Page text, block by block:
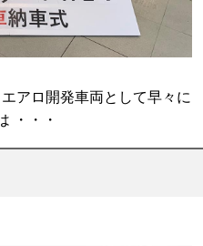
アロ開発車両として早々に
・・・